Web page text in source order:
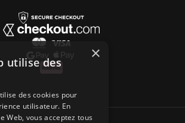
×
utilise des
des cookies pour
utilisateur. En
Web, vous acceptez tous